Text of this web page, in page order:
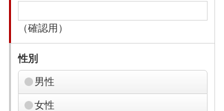
（確認用）
性別
男性
女性